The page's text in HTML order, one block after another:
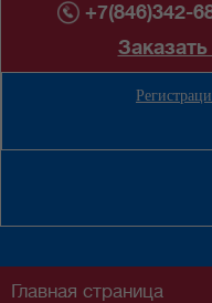
+7(846)342-
Главная страница